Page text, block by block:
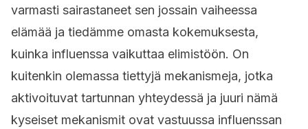
varmasti sairastaneet sen jossain vaiheessa
elämää ja tiedämme omasta kokemuksesta,
kuinka influenssa vaikuttaa elimistöön. On
kuitenkin olemassa tiettyjä mekanismeja, jotka
aktivoituvat tartunnan yhteydessä ​​ja juuri nämä
kyseiset mekanismit ovat vastuussa influenssan